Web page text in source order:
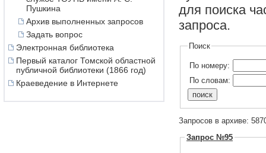
Пушкина
Архив выполненных запросов
Задать вопрос
Электронная библиотека
Первый каталог Томской областной
публичной библиотеки (1866 год)
Краеведение в Интернете
для поиска
запроса.
Поиск
По номеру:
По словам:
Запросов в архиве:
Запрос №95